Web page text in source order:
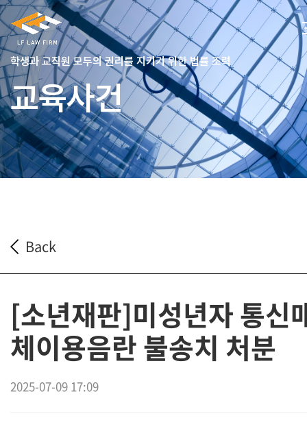
학생과 교직원 모두의 권리를 지키기 위한 법률 조력
교육사건
Back
[소년재판]미성년자 통신
체이용음란 불송치 처분
2025-07-09 17:09